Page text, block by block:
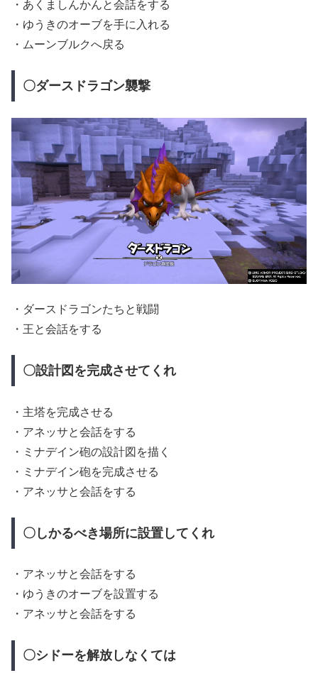
・あくましんかんと会話をする
・ゆうきのオーブを手に入れる
・ムーンブルクへ戻る
〇ダースドラゴン襲撃
・ダースドラゴンたちと戦闘
・王と会話をする
〇設計図を完成させてくれ
・主塔を完成させる
・アネッサと会話をする
・ミナデイン砲の設計図を描く
・ミナデイン砲を完成させる
・アネッサと会話をする
〇しかるべき場所に設置してくれ
・アネッサと会話をする
・ゆうきのオーブを設置する
・アネッサと会話をする
〇シドーを解放しなくては